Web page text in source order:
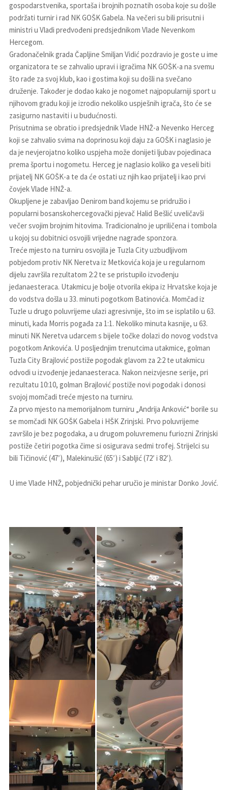
gospodarstvenika, sportaša i brojnih poznatih osoba koje su došle
podržati turnir i rad NK GOŠK Gabela. Na večeri su bili prisutni i
ministri u Vladi predvođeni predsjednikom Vlade Nevenkom
Hercegom.
Gradonačelnik grada Čapljine Smiljan Vidić pozdravio je goste u ime
organizatora te se zahvalio upravi i igračima NK GOŠK-a na svemu
što rade za svoj klub, kao i gostima koji su došli na svečano
druženje. Također je dodao kako je nogomet najpopularniji sport u
njihovom gradu koji je izrodio nekoliko uspješnih igrača, što će se
zasigurno nastaviti i u budućnosti.
Prisutnima se obratio i predsjednik Vlade HNŽ-a Nevenko Herceg
koji se zahvalio svima na doprinosu koji daju za GOŠK i naglasio je
da je nevjerojatno koliko uspjeha može donijeti ljubav pojedinaca
prema športu i nogometu. Herceg je naglasio koliko ga veseli biti
prijatelj NK GOŠK-a te da će ostati uz njih kao prijatelj i kao prvi
čovjek Vlade HNŽ-a.
Okupljene je zabavljao Denirom band kojemu se pridružio i
popularni bosanskohercegovački pjevač Halid Bešlić uveličavši
večer svojim brojnim hitovima. Tradicionalno je upriličena i tombola
u kojoj su dobitnici osvojili vrijedne nagrade sponzora.
Treće mjesto na turniru osvojila je Tuzla City uzbudljivom
pobjedom protiv NK Neretva iz Metkovića koja je u regularnom
dijelu završila rezultatom 2:2 te se pristupilo izvođenju
jedanaesteraca. Utakmicu je bolje otvorila ekipa iz Hrvatske koja je
do vodstva došla u 33. minuti pogotkom Batinovića. Momčad iz
Tuzle u drugo poluvrijeme ulazi agresivnije, što im se isplatilo u 63.
minuti, kada Morris pogađa za 1:1. Nekoliko minuta kasnije, u 63.
minuti NK Neretva udarcem s bijele točke dolazi do novog vodstva
pogotkom Ankovića. U posljednjim trenutcima utakmice, golman
Tuzla City Brajlović postiže pogodak glavom za 2:2 te utakmicu
odvodi u izvođenje jedanaesteraca. Nakon neizvjesne serije, pri
rezultatu 10:10, golman Brajlović postiže novi pogodak i donosi
svojoj momčadi treće mjesto na turniru.
Za prvo mjesto na memorijalnom turniru „Andrija Anković“ borile su
se momčadi NK GOŠK Gabela i HŠK Zrinjski. Prvo poluvrijeme
završilo je bez pogodaka, a u drugom poluvremenu furiozni Zrinjski
postiže četiri pogotka čime si osigurava sedmi trofej. Strijelci su
bili Tičinović (47′), Malekinušić (65′) i Sabljić (72′ i 82′).
U ime Vlade HNŽ, pobjednički pehar uručio je ministar Donko Jović.